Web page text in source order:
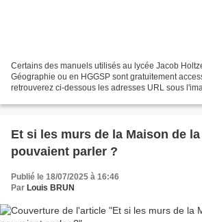
Certains des manuels utilisés au lycée Jacob
Géographie ou en HGGSP sont gratuitement
retrouverez ci-dessous les adresses URL sous
Et si les murs de la Maison de
pouvaient parler ?
Publié le 18/07/2025 à 16:46
Par Louis BRUN